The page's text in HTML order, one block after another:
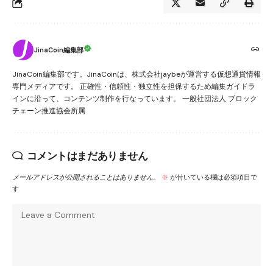
JinaCoin編集部
JinaCoin編集部です。JinaCoinは、株式会社jaybeが運営する仮想通貨情報
専門メディアです。 正確性・信頼性・独立性を担保するため編集ガイドラ
インに沿って、コンテンツ制作を行なっています。 一般社団法人 ブロック
チェーン推進協会所属
コメントはまだありません
メールアドレスが公開されることはありません。 ※ が付いている欄は必須項目で
す